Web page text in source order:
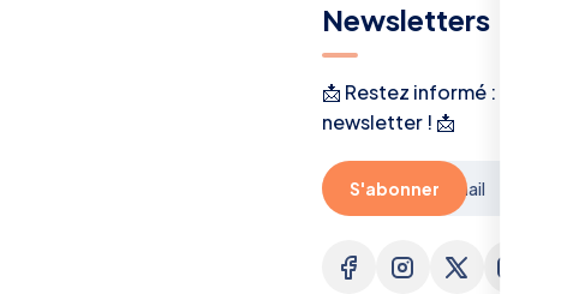
Newsletters
📩 Restez informé :
newsletter ! 📩
S'abonner